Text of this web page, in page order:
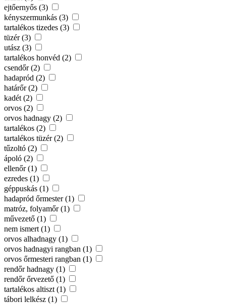
ejtőernyős (3)
kényszermunkás (3)
tartalékos tizedes (3)
tüzér (3)
utász (3)
tartalékos honvéd (2)
csendőr (2)
hadapród (2)
határőr (2)
kadét (2)
orvos (2)
orvos hadnagy (2)
tartalékos (2)
tartalékos tüzér (2)
tűzoltó (2)
ápoló (2)
ellenőr (1)
ezredes (1)
géppuskás (1)
hadapród őrmester (1)
matróz, folyamőr (1)
művezető (1)
nem ismert (1)
orvos alhadnagy (1)
orvos hadnagyi rangban (1)
orvos őrmesteri rangban (1)
rendőr hadnagy (1)
rendőr őrvezető (1)
tartalékos altiszt (1)
tábori lelkész (1)